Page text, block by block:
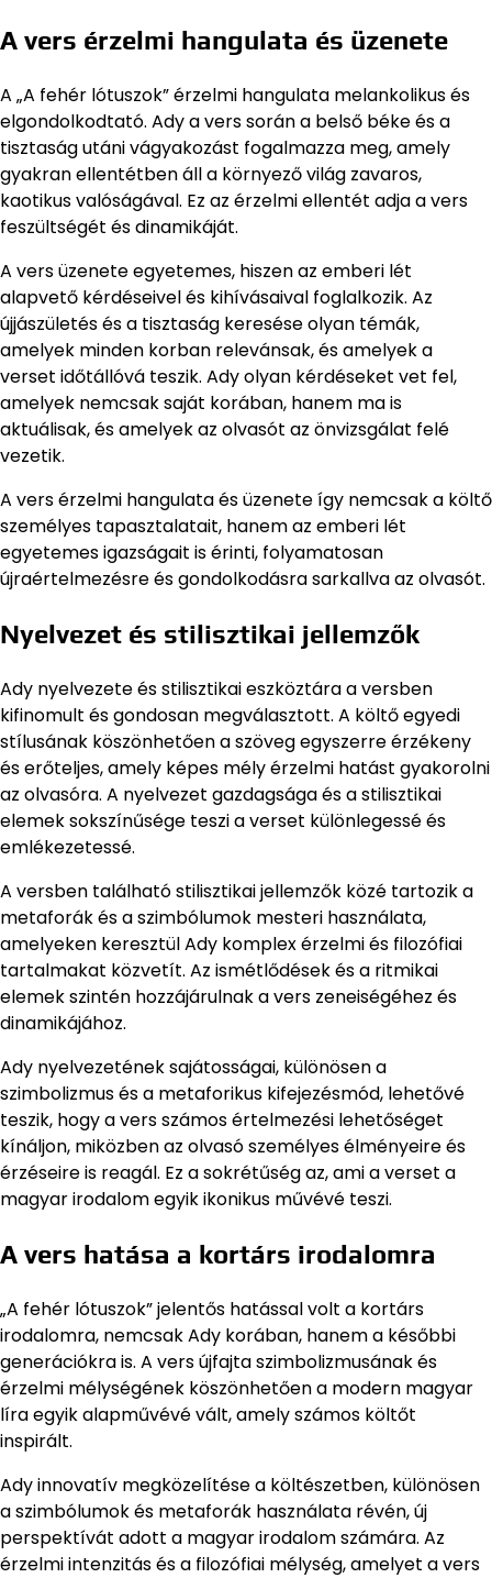
A vers érzelmi hangulata és üzenete
A „A fehér lótuszok” érzelmi hangulata melankolikus és
elgondolkodtató. Ady a vers során a belső béke és a
tisztaság utáni vágyakozást fogalmazza meg, amely
gyakran ellentétben áll a környező világ zavaros,
kaotikus valóságával. Ez az érzelmi ellentét adja a vers
feszültségét és dinamikáját.
A vers üzenete egyetemes, hiszen az emberi lét
alapvető kérdéseivel és kihívásaival foglalkozik. Az
újjászületés és a tisztaság keresése olyan témák,
amelyek minden korban relevánsak, és amelyek a
verset időtállóvá teszik. Ady olyan kérdéseket vet fel,
amelyek nemcsak saját korában, hanem ma is
aktuálisak, és amelyek az olvasót az önvizsgálat felé
vezetik.
A vers érzelmi hangulata és üzenete így nemcsak a költő
személyes tapasztalatait, hanem az emberi lét
egyetemes igazságait is érinti, folyamatosan
újraértelmezésre és gondolkodásra sarkallva az olvasót.
Nyelvezet és stilisztikai jellemzők
Ady nyelvezete és stilisztikai eszköztára a versben
kifinomult és gondosan megválasztott. A költő egyedi
stílusának köszönhetően a szöveg egyszerre érzékeny
és erőteljes, amely képes mély érzelmi hatást gyakorolni
az olvasóra. A nyelvezet gazdagsága és a stilisztikai
elemek sokszínűsége teszi a verset különlegessé és
emlékezetessé.
A versben található stilisztikai jellemzők közé tartozik a
metaforák és a szimbólumok mesteri használata,
amelyeken keresztül Ady komplex érzelmi és filozófiai
tartalmakat közvetít. Az ismétlődések és a ritmikai
elemek szintén hozzájárulnak a vers zeneiségéhez és
dinamikájához.
Ady nyelvezetének sajátosságai, különösen a
szimbolizmus és a metaforikus kifejezésmód, lehetővé
teszik, hogy a vers számos értelmezési lehetőséget
kínáljon, miközben az olvasó személyes élményeire és
érzéseire is reagál. Ez a sokrétűség az, ami a verset a
magyar irodalom egyik ikonikus művévé teszi.
A vers hatása a kortárs irodalomra
„A fehér lótuszok” jelentős hatással volt a kortárs
irodalomra, nemcsak Ady korában, hanem a későbbi
generációkra is. A vers újfajta szimbolizmusának és
érzelmi mélységének köszönhetően a modern magyar
líra egyik alapművévé vált, amely számos költőt
inspirált.
Ady innovatív megközelítése a költészetben, különösen
a szimbólumok és metaforák használata révén, új
perspektívát adott a magyar irodalom számára. Az
érzelmi intenzitás és a filozófiai mélység, amelyet a vers